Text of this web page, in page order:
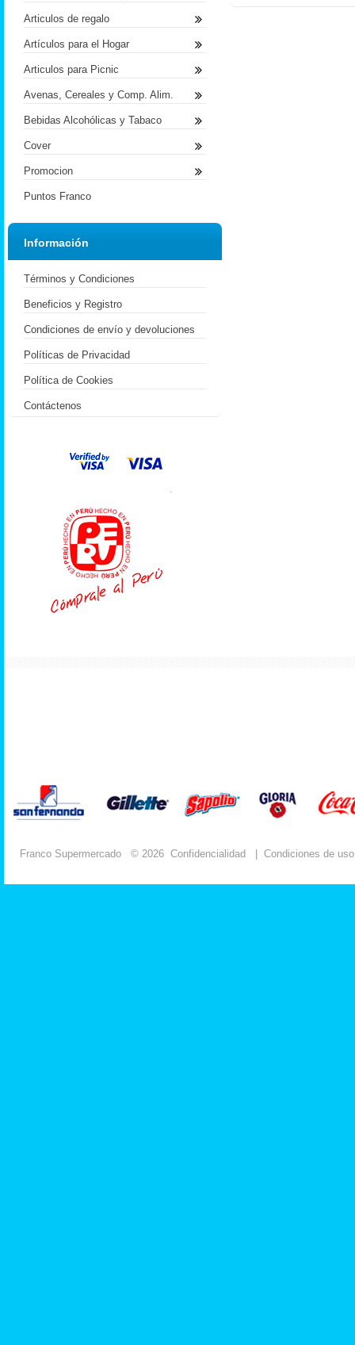
Articulos de regalo
Artículos para el Hogar
Articulos para Picnic
Avenas, Cereales y Comp. Alim.
Bebidas Alcohólicas y Tabaco
Cover
Promocion
Puntos Franco
Información
Términos y Condiciones
Beneficios y Registro
Condiciones de envío y devoluciones
Políticas de Privacidad
Política de Cookies
Contáctenos
.
Franco Supermercado © 2026 Confidencialidad Condiciones de uso